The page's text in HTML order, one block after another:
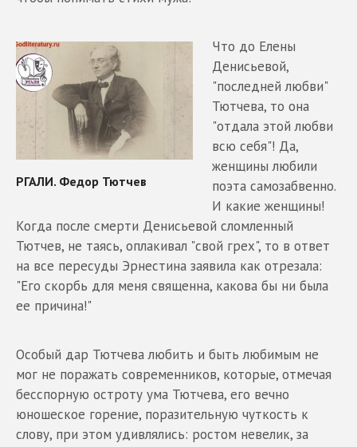
Что до Елены
Денисьевой,
"последней любви"
Тютчева, то она
"отдала этой любви
всю себя"! Да,
женщины любили
поэта самозабвенно.
И какие женщины!
Когда после смерти Денисьевой сломленный
Тютчев, не таясь, оплакивал "свой грех", то в ответ
на все пересуды Эрнестина заявила как отрезала:
"Его скорбь для меня священна, какова бы ни была
ее причина!"
Особый дар Тютчева любить и быть любимым не
мог не поражать современников, которые, отмечая
бесспорную остроту ума Тютчева, его вечно
юношеское горение, поразительную чуткость к
слову, при этом удивлялись: ростом невелик, за